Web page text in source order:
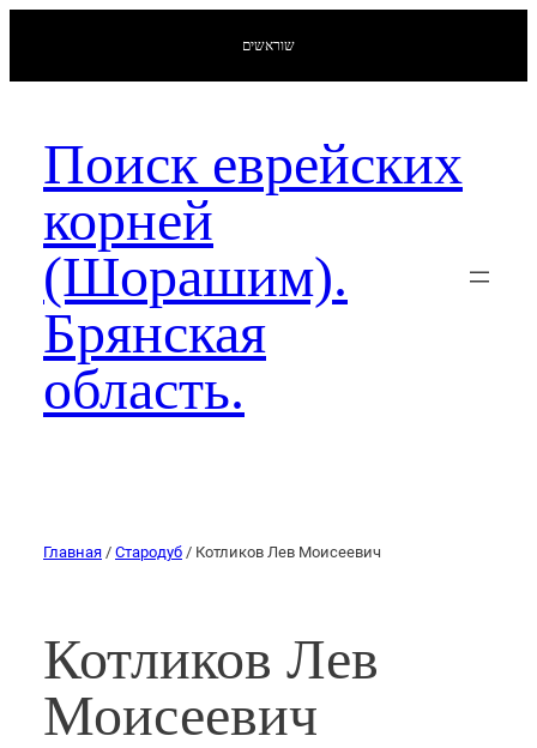
שוראשים
Поиск еврейских
корней
(Шорашим).
Брянская
область.
Главная / Стародуб / Котликов Лев Моисеевич
Котликов Лев
Моисеевич